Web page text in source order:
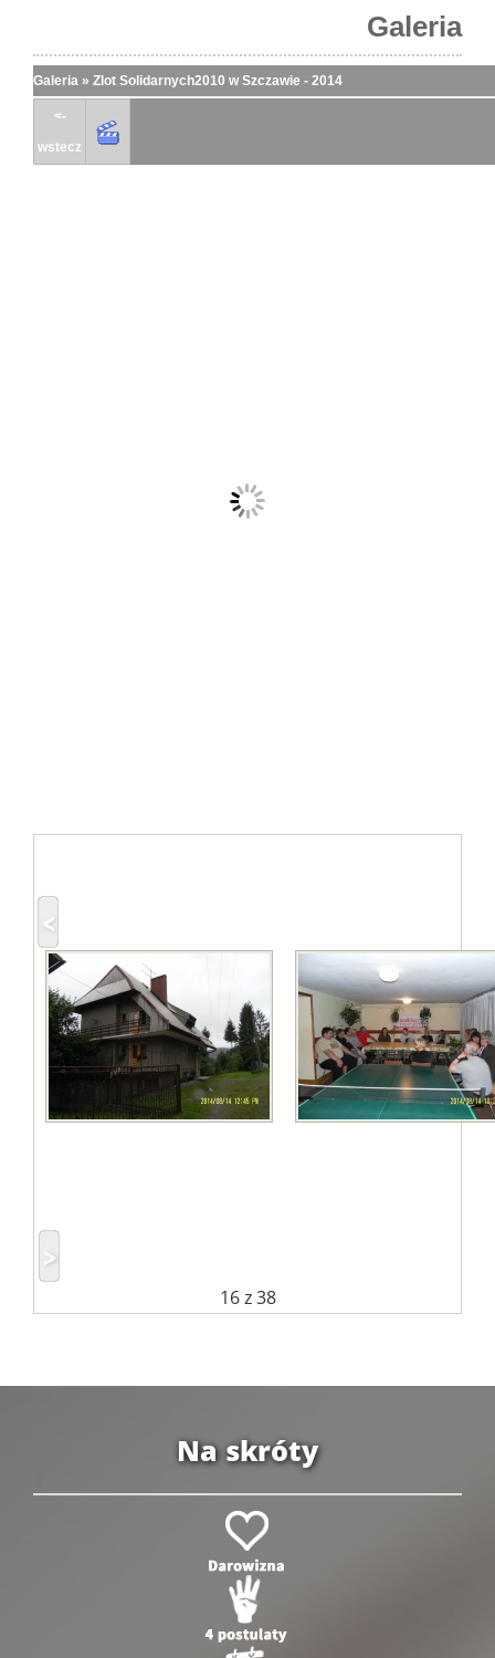
Galeria
Galeria » Zlot Solidarnych2010 w Szczawie - 2014
<-
wstecz
16z 38
Na skróty